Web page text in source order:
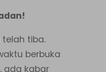
telah tiba.
berbuka
ada kabar